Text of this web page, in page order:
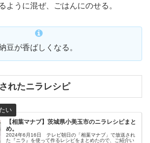
ように混ぜ、ごはんにのせる。
豆が香ばしくなる。
れたニラレシピ
【相葉マナブ】茨城県小美玉市のニラレシピまと
め。
2024年6月16日 テレビ朝日の「相葉マナブ」で放送され
た『ニラ』を使って作るレシピをまとめたので、ご紹介い